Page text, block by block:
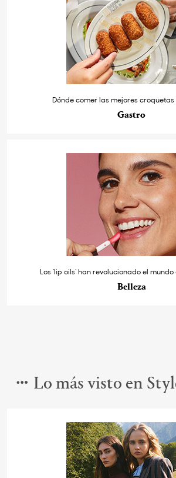
Dónde comer las mejores
Gastro
Los ‘lip oils’ han revolucionado el
Belleza
Lo más visto en